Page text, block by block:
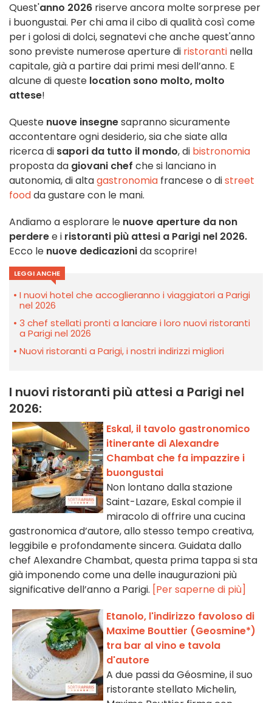
Quest'anno 2026 riserve ancora molte sorprese per
i buongustai. Per chi ama il cibo di qualità così come
per i golosi di dolci, segnatevi che anche quest'anno
sono previste numerose aperture di ristoranti nella
capitale, già a partire dai primi mesi dell’anno. E
alcune di queste location sono molto, molto
attese!
Queste nuove insegnesapranno sicuramente
accontentare ogni desiderio, sia che siate alla
ricerca di sapori da tutto il mondo, di bistronomia
proposta da giovani chef che si lanciano in
autonomia, di altagastronomia francese o distreet
foodda gustare con le mani.
Andiamo a esplorare le nuove aperture da non
perderee i ristoranti più attesi a Parigi nel 2026.
Ecco le nuove dedicazionida scoprire!
LEGGI ANCHE
I nuovi hotel che accoglieranno i viaggiatori a Parigi
nel 2026
3 chef stellati pronti a lanciare i loro nuovi ristoranti
a Parigi nel 2026
Nuovi ristoranti a Parigi, i nostri indirizzi migliori
I nuovi ristoranti più attesi a Parigi nel
2026:
Eskal, il tavolo gastronomico
itinerante di Alexandre
Chambat che fa impazzire i
buongustai
Non lontano dalla stazione
Saint-Lazare, Eskal compie il
miracolo di offrire una cucina
gastronomica d’autore, allo stesso tempo creativa,
leggibile e profondamente sincera. Guidata dallo
chef Alexandre Chambat, questa prima tappa si sta
già imponendo come una delle inaugurazioni più
significative dell’anno a Parigi. [Per saperne di più]
Etanolo, l'indirizzo favoloso di
Maxime Bouttier (Geosmine*)
tra bar al vino e tavola
d'autore
A due passi da Géosmine, il suo
ristorante stellato Michelin,